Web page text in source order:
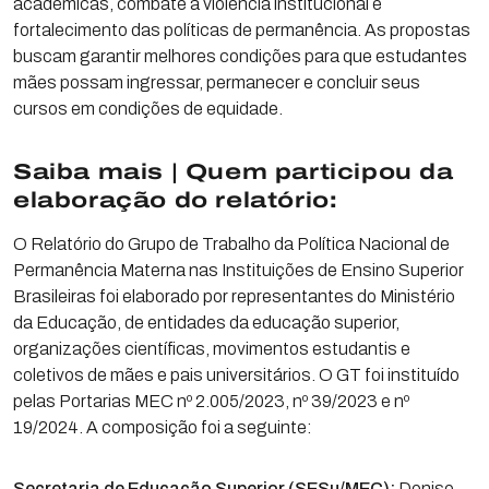
acadêmicas, combate à violência institucional e
fortalecimento das políticas de permanência. As propostas
buscam garantir melhores condições para que estudantes
mães possam ingressar, permanecer e concluir seus
cursos em condições de equidade.
Saiba mais | Quem participou da
elaboração do relatório:
O Relatório do Grupo de Trabalho da Política Nacional de
Permanência Materna nas Instituições de Ensino Superior
Brasileiras foi elaborado por representantes do Ministério
da Educação, de entidades da educação superior,
organizações científicas, movimentos estudantis e
coletivos de mães e pais universitários. O GT foi instituído
pelas Portarias MEC nº 2.005/2023, nº 39/2023 e nº
19/2024. A composição foi a seguinte: